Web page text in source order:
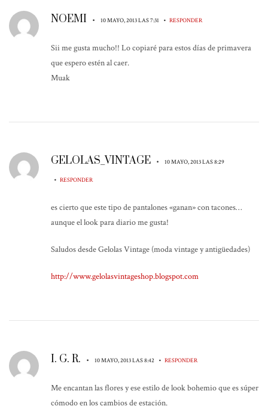
NOEMI • 10 MAYO, 2013 LAS 7:31 • RESPONDER
Sii me gusta mucho!! Lo copiaré para estos días de primavera
que espero estén al caer.
Muak
GELOLAS_VINTAGE • 10 MAYO, 2013 LAS 8:29
• RESPONDER
es cierto que este tipo de pantalones «ganan» con tacones…
aunque el look para diario me gusta!
Saludos desde Gelolas Vintage (moda vintage y antigüedades)
http://www.gelolasvintageshop.blogspot.com
I. G. R. • 10 MAYO, 2013 LAS 8:42 • RESPONDER
Me encantan las flores y ese estilo de look bohemio que es súper
cómodo en los cambios de estación.